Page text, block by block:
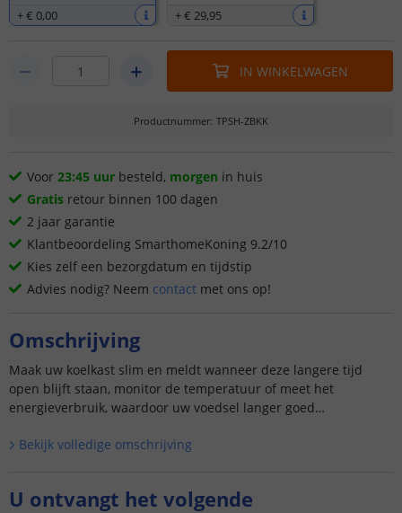
+€ 0,00 +€ 29,95
IN WINKELWAGEN
Productnummer: TPSH-ZBKK
Voor 23:45 uur besteld, morgen in huis
Gratis retour binnen 100 dagen
2 jaar garantie
Klantbeoordeling SmarthomeKoning 9.2/10
Kies zelf een bezorgdatum en tijdstip
Advies nodig? Neem contact met ons op!
Omschrijving
Maak uw koelkast slim en meldt wanneer deze langere tijd
open blijft staan, monitor de temperatuur of meet het
energieverbruik, waardoor uw voedsel langer goed
Bekijk volledige omschrijving
U ontvangt het volgende